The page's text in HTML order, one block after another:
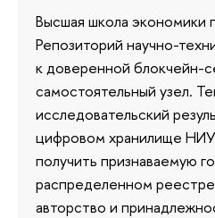
Высшая школа экономики
Репозиторий научно-
к доверенной блокчейн-
самостоятельный узел.
исследовательский
цифровом хранилище
получить признаваемую
распределенном
авторство и